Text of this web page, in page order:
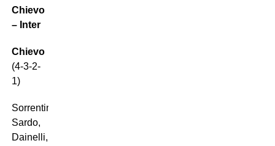
Chievo
– Inter
Chievo
(4-3-2-
1)
Sorrentino;
Sardo,
Dainelli,